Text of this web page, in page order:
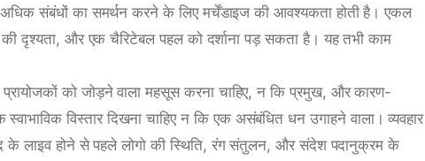
संबंधों का समर्थन करने के लिए मर्चेंडाइज की आवश्यकता होती है। एकल
दृश्यता, और एक चैरिटेबल पहल को दर्शाना पड़ सकता है। यह तभी काम
प्रायोजकों को जोड़ने वाला महसूस करना चाहिए, न कि प्रमुख, और कारण-
विस्तार दिखना चाहिए न कि एक असंबंधित धन उगाहने वाला। व्यवहार
के लाइव होने से पहले लोगो की स्थिति, रंग संतुलन, और संदेश पदानुक्रम के